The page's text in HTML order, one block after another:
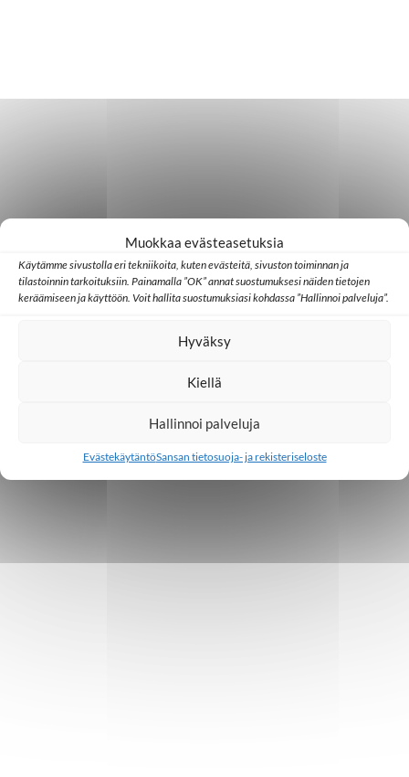
Muokkaa evästeasetuksia
Käytämme sivustolla eri tekniikoita, kuten evästeitä, sivuston toiminnan ja
tilastoinnin tarkoituksiin. Painamalla ”OK” annat suostumuksesi näiden tietojen
keräämiseen ja käyttöön. Voit hallita suostumuksiasi kohdassa ”Hallinnoi palveluja”.
Hyväksy
Kiellä
Hallinnoi palveluja
EvästekäytäntöSansan tietosuoja- ja rekisteriseloste